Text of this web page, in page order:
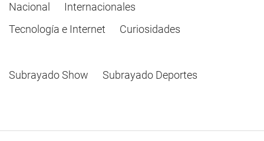
Nacional
Internacionales
Tecnología e Internet
Curiosidades
Subrayado Show Subrayado Deportes